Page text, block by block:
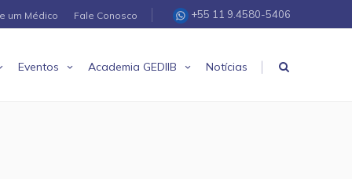
+55 11 9.4580-5406
um Médico Fale Conosco
Eventos Academia GEDIIB Notícias |